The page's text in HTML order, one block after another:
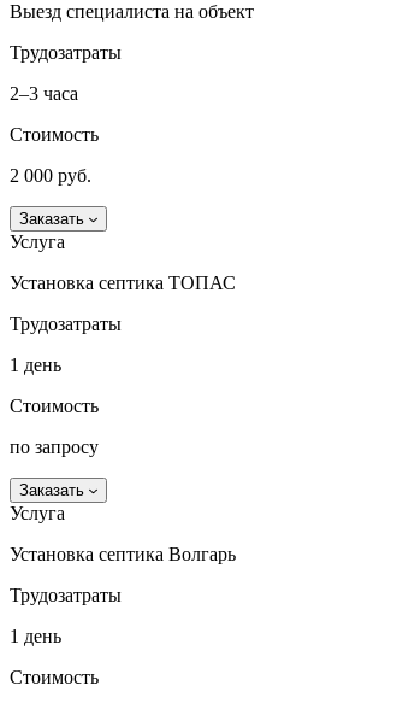
Выезд специалиста на объект
Трудозатраты
2–3 часа
Стоимость
2 000 руб.
Заказать
Услуга
Установка септика ТОПАС
Трудозатраты
1 день
Стоимость
по запросу
Заказать
Услуга
Установка септика Волгарь
Трудозатраты
1 день
Стоимость